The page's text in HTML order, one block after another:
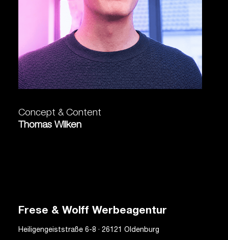
Concept & Content
Thomas Wilken
Frese & Wolff Werbeagentur
Heiligengeiststraße 6-8 · 26121 Oldenburg